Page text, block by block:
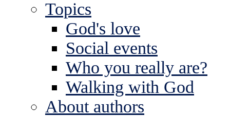
Topics
God's love
Social events
Who you really are?
Walking with God
About authors